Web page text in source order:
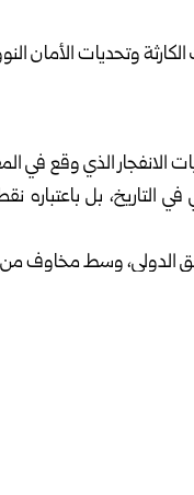
التاريخ، بل
الدولي، وسط مخاوف